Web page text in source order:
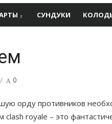
СУНДУКИ
0
орду противников
royale – это